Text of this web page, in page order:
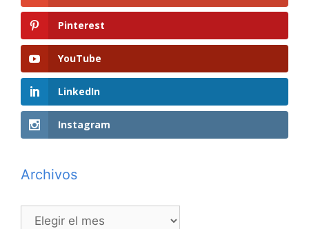
Pinterest
YouTube
LinkedIn
Instagram
Archivos
Archivos